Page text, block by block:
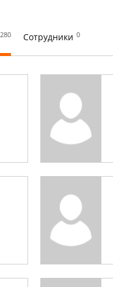
280 Сотрудники 0